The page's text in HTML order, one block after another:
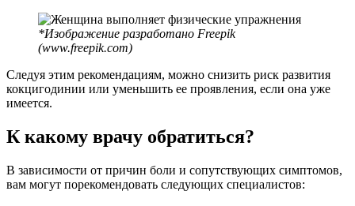
*Изображение разработано Freepik
(www.freepik.com)
Следуя этим рекомендациям, можно снизить риск развития
кокцигодинии или уменьшить ее проявления, если она уже
имеется.
К какому врачу обратиться?
В зависимости от причин боли и сопутствующих симптомов,
вам могут порекомендовать следующих специалистов: